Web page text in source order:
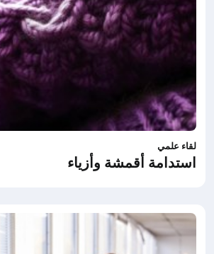
لقاء علمي
استدامة أقمشة وأزياء